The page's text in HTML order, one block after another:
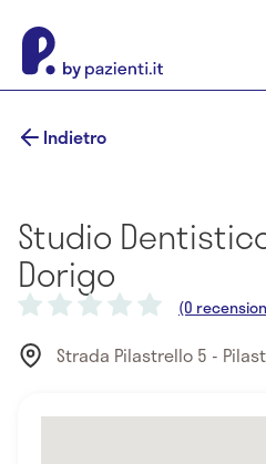
Indietro
Studio
Dorigo
(0
Strada Pilastrello 5 -